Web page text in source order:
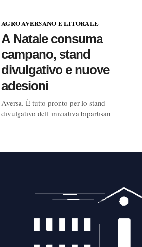
AGRO AVERSANO E LITORALE
A Natale consuma
campano, stand
divulgativo e nuove
adesioni
Aversa. È tutto pronto per lo stand
divulgativo dell’iniziativa bipartisan